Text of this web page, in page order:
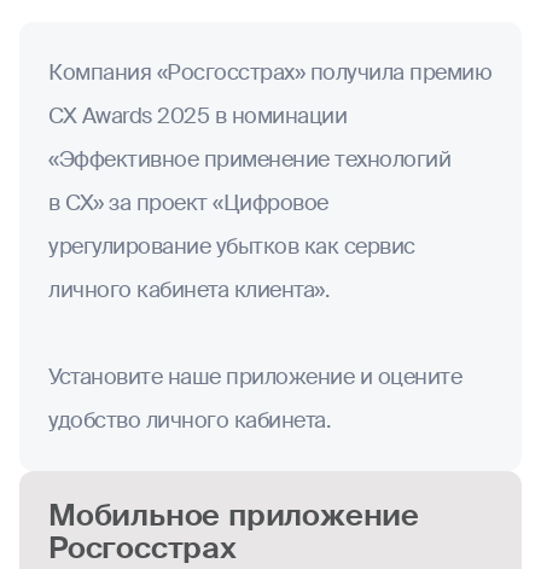
Компания «Росгосстрах» получила премию
CX Awards 2025 в номинации
«Эффективное применение технологий
в CX» за проект «Цифровое
урегулирование убытков как сервис
личного кабинета клиента».
Установите наше приложение и оцените
удобство личного кабинета.
Мобильное прилoжeниe
Росгосстрах